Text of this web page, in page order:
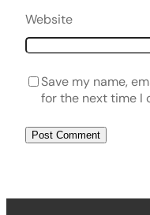
Website
Save my name,
for the next time I